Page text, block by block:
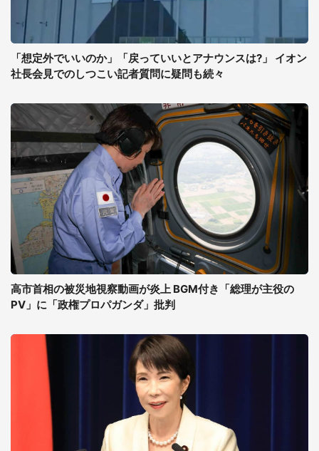
「想定外でいいのか」「戻っていいとアナウンスは?」 イオン
社長会見でのしつこい記者質問に疑問も続々
高市首相の被災地視察動画が炎上 BGM付き「総理が主役の
PV」に「政権プロパガンダ」批判